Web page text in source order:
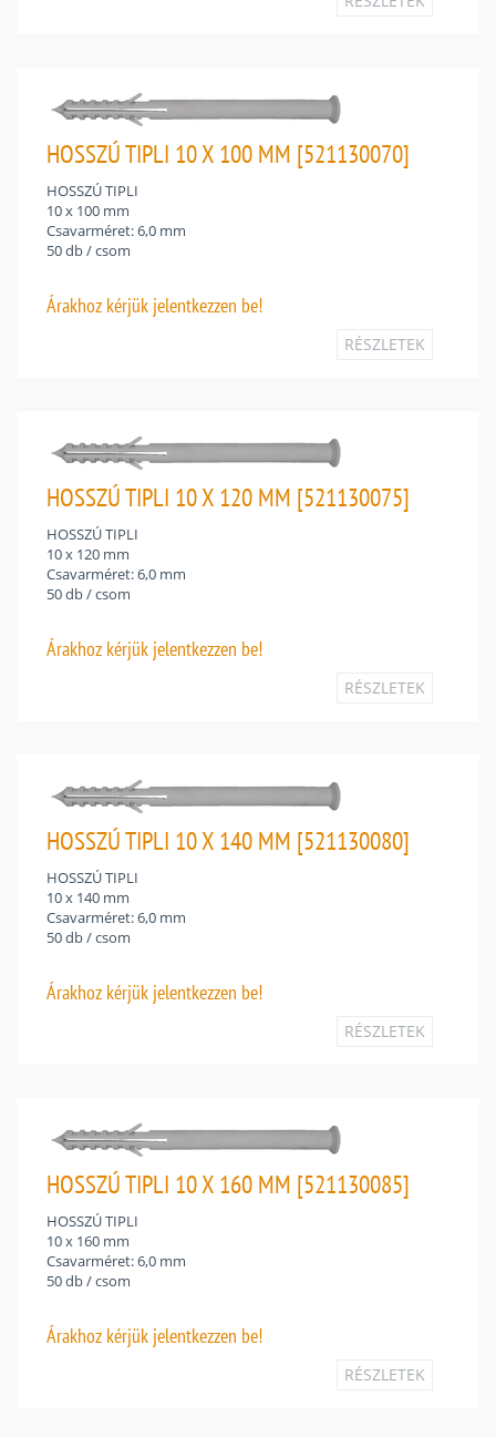
HOSSZÚ TIPLI 10 X 100 MM [521130070]
HOSSZÚ TIPLI
10 x 100 mm
Csavarméret: 6,0 mm
50 db / csom
Árakhoz kérjük jelentkezzen be!
RÉSZLETEK
HOSSZÚ TIPLI 10 X 120 MM [521130075]
HOSSZÚ TIPLI
10 x 120 mm
Csavarméret: 6,0 mm
50 db / csom
Árakhoz kérjük jelentkezzen be!
RÉSZLETEK
HOSSZÚ TIPLI 10 X 140 MM [521130080]
HOSSZÚ TIPLI
10 x 140 mm
Csavarméret: 6,0 mm
50 db / csom
Árakhoz kérjük jelentkezzen be!
RÉSZLETEK
HOSSZÚ TIPLI 10 X 160 MM [521130085]
HOSSZÚ TIPLI
10 x 160 mm
Csavarméret: 6,0 mm
50 db / csom
Árakhoz kérjük jelentkezzen be!
RÉSZLETEK